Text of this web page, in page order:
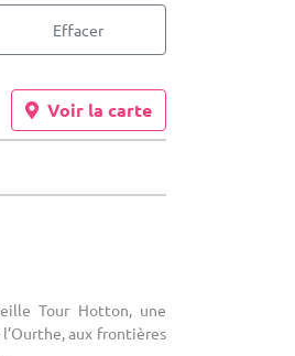
Effacer
Voir la carte
Tour Hotton, une
aux frontières